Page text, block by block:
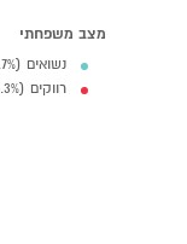
מצב משפחתי
נשואים (53.7%)
רווקים (46.3%)